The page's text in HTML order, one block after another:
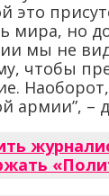
это
мира, но
мы не
чтобы
армии”, –